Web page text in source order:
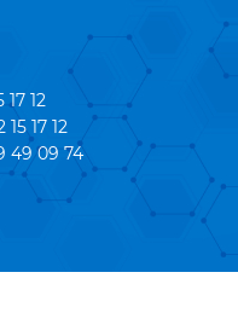
12
17 12
49 09 74